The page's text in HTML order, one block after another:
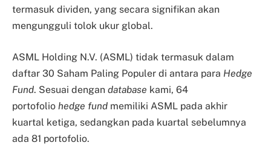
termasuk dividen, yang secara signifikan akan
mengungguli tolok ukur global.
ASML Holding N.V. (ASML) tidak termasuk dalam
daftar 30 Saham Paling Populer di antara para Hedge
Fund. Sesuai dengan database kami, 64
portofolio hedge fund memiliki ASML pada akhir
kuartal ketiga, sedangkan pada kuartal sebelumnya
ada 81 portofolio.